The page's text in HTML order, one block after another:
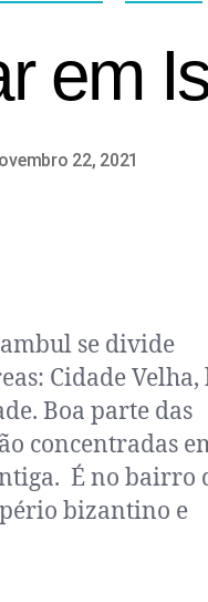
em
22, 2021
se divide
Cidade Velha,
Boa parte das
concentradas
É no bairro
bizantino e